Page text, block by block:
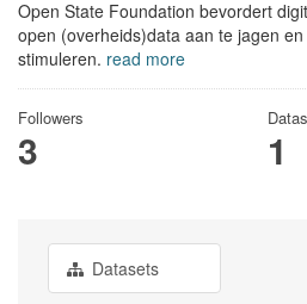
Open State Foundation bevordert
open (overheids)data aan te jagen
stimuleren. read more
Followers
3 1
Datasets